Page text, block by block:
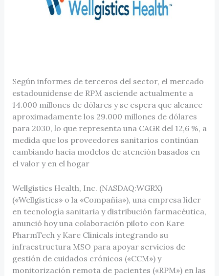
Según informes de terceros del sector, el mercado
estadounidense de RPM asciende actualmente a
14.000 millones de dólares y se espera que alcance
aproximadamente los 29.000 millones de dólares
para 2030, lo que representa una CAGR del 12,6 %, a
medida que los proveedores sanitarios continúan
cambiando hacia modelos de atención basados en
el valor y en el hogar
Wellgistics Health, Inc. (NASDAQ:WGRX)
(«Wellgistics» o la «Compañía»), una empresa líder
en tecnología sanitaria y distribución farmacéutica,
anunció hoy una colaboración piloto con Kare
PharmTech y Kare Clinicals integrando su
infraestructura MSO para apoyar servicios de
gestión de cuidados crónicos («CCM») y
monitorización remota de pacientes («RPM») en las